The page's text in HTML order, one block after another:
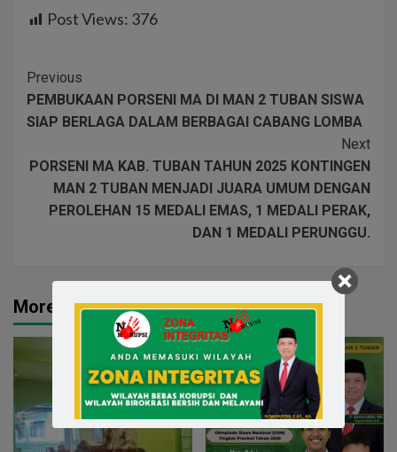
Post Views: 376
Previous
PEMBUKAAN PORSENI MA DI MAN 2 TUBAN SISWA
SIAP BERLAGA DALAM BERBAGAI CABANG LOMBA
Next
PORSENI MA KAB. TUBAN TAHUN 2025 KONTINGEN
MAN 2 TUBAN MENJADI JUARA UMUM DENGAN
PEROLEHAN 15 MEDALI EMAS, 1 MEDALI PERAK,
DAN 1 MEDALI PERUNGGU.
More Stories